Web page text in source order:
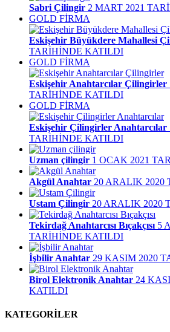
Sabri Çilingir 2 MART 2021
GOLD FİRMA
Eskişehir Büyükdere Mahallesi
TARİHİNDE KATILDI
GOLD FİRMA
Eskişehir Anahtarcılar Çilingirler
TARİHİNDE KATILDI
GOLD FİRMA
Eskişehir Çilingirler Anahtarcılar
TARİHİNDE KATILDI
Uzman çilingir 1 OCAK 2021
Akgül Anahtar 20 ARALIK
Ustam Çilingir 20 ARALIK 2020
Tekirdağ Anahtarcısı Bıçakçısı 5
TARİHİNDE KATILDI
İşbilir Anahtar 29 KASIM 2020
Birol Elektronik Anahtar 24
KATILDI
KATEGORİLER